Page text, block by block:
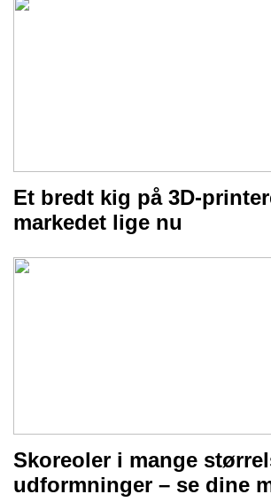
Et bredt kig på 3D-
markedet lige nu
Skoreoler i mange
udformninger – se dine